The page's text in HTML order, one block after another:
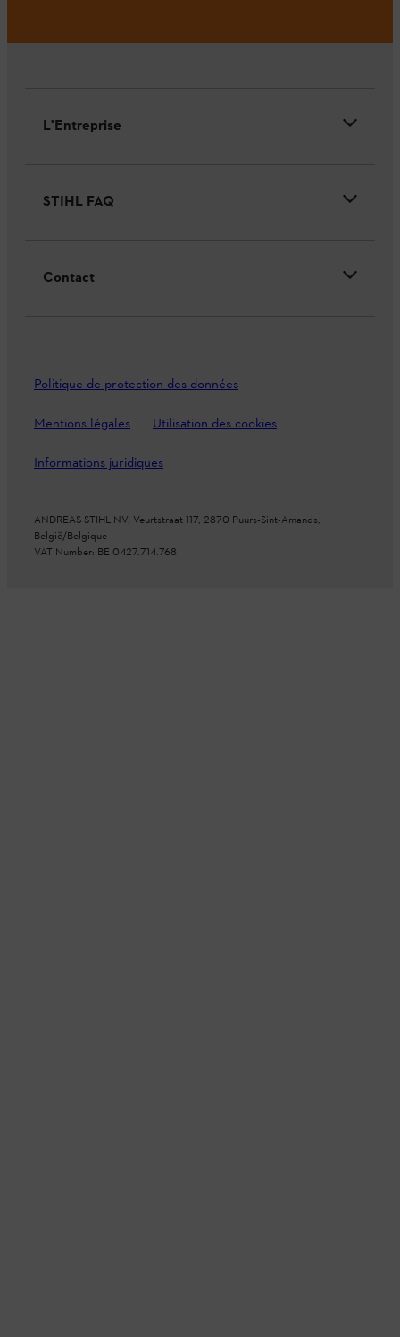
L'Entreprise
STIHL FAQ
Contact
Politique de protection des données
Mentions légales Utilisation des cookies
Informations juridiques
ANDREAS STIHL NV, Veurtstraat 117, 2870 Puurs-Sint-Amands,
België/Belgique
VAT Number: BE 0427.714.768